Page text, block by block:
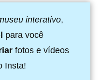
interativo,
para você
fotos e vídeos
Insta!